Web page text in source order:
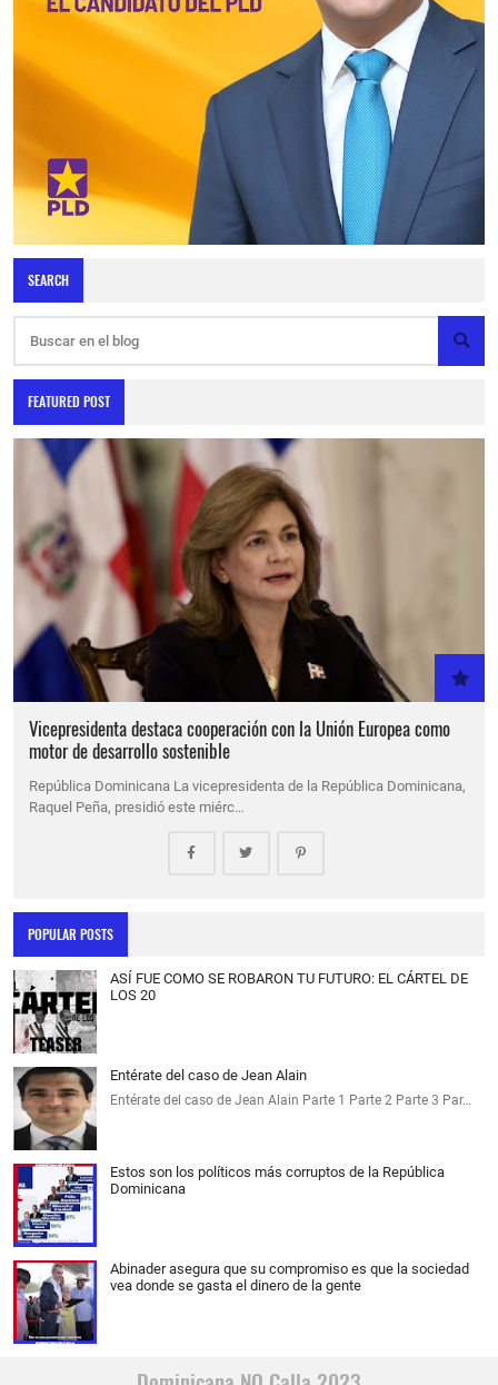
SEARCH
FEATURED POST
Vicepresidenta destaca cooperación con la Unión Europea como
motor de desarrollo sostenible
República Dominicana La vicepresidenta de la República Dominicana,
Raquel Peña, presidió este miérc…
POPULAR POSTS
ASÍ FUE COMO SE ROBARON TU FUTURO: EL CÁRTEL DE
LOS 20
Entérate del caso de Jean Alain
Entérate del caso de Jean Alain Parte 1 Parte 2 Parte 3 Par…
Estos son los políticos más corruptos de la República
Dominicana
Abinader asegura que su compromiso es que la sociedad
vea donde se gasta el dinero de la gente